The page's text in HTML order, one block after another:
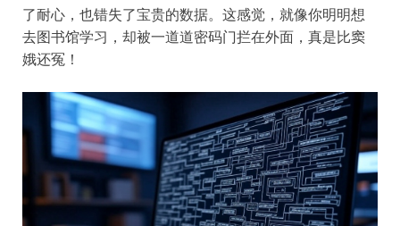
了耐心，也错失了宝贵的数据。这感觉，就像你明明想
去图书馆学习，却被一道道密码门拦在外面，真是比窦
娥还冤！